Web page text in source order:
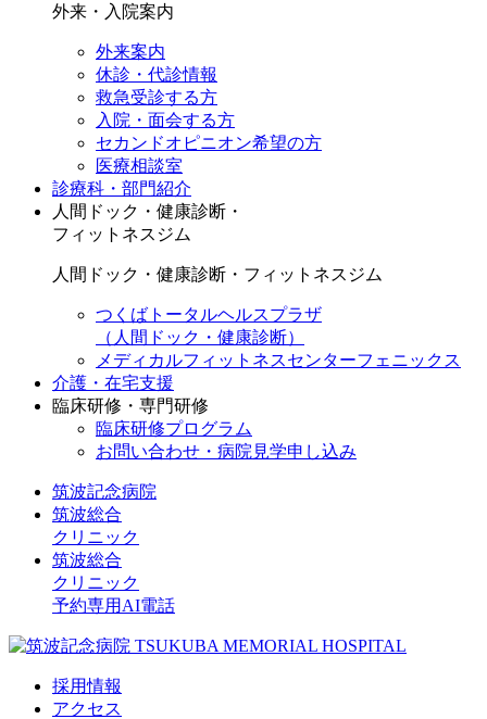
外来・入院案内
外来案内
休診・代診情報
救急受診する方
入院・面会する方
セカンドオピニオン希望の方
医療相談室
診療科・部門紹介
人間ドック・健康診断・
フィットネスジム
人間ドック・健康診断・フィットネスジム
つくばトータルヘルスプラザ
（人間ドック・健康診断）
メディカルフィットネスセンターフェニックス
介護・在宅支援
臨床研修・専門研修
臨床研修プログラム
お問い合わせ・病院見学申し込み
筑波記念病院
筑波総合
クリニック
筑波総合
クリニック
予約専用AI電話
採用情報
アクセス